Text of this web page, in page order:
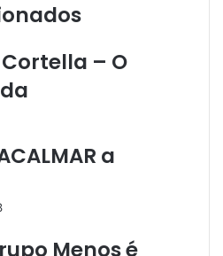
– O
a
Menos é